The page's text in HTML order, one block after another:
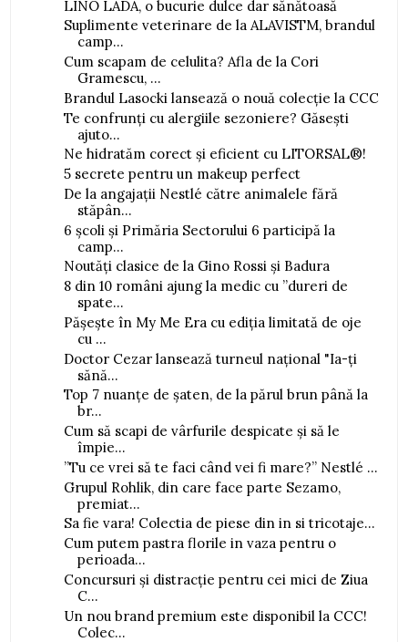
LINO LADA, o bucurie dulce dar sănătoasă
Suplimente veterinare de la ALAVISTM, brandul
camp...
Cum scapam de celulita? Afla de la Cori
Gramescu, ...
Brandul Lasocki lansează o nouă colecție la CCC
Te confrunți cu alergiile sezoniere? Găsești
ajuto...
Ne hidratăm corect și eficient cu LITORSAL®!
5 secrete pentru un makeup perfect
De la angajații Nestlé către animalele fără
stăpân...
6 școli și Primăria Sectorului 6 participă la
camp...
Noutăți clasice de la Gino Rossi și Badura
8 din 10 români ajung la medic cu ”dureri de
spate...
Pășește în My Me Era cu ediția limitată de oje
cu ...
Doctor Cezar lansează turneul național "Ia-ți
sănă...
Top 7 nuanțe de șaten, de la părul brun până la
br...
Cum să scapi de vârfurile despicate și să le
împie...
”Tu ce vrei să te faci când vei fi mare?” Nestlé ...
Grupul Rohlik, din care face parte Sezamo,
premiat...
Sa fie vara! Colectia de piese din in si tricotaje...
Cum putem pastra florile in vaza pentru o
perioada...
Concursuri și distracție pentru cei mici de Ziua
C...
Un nou brand premium este disponibil la CCC!
Colec...